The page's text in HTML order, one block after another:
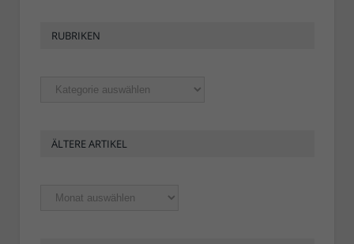
RUBRIKEN
Rubriken
ÄLTERE ARTIKEL
Ältere
Artikel